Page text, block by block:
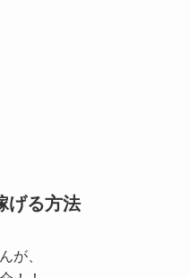
げる方法
が、